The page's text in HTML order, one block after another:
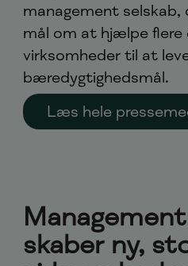
management
mål om at hjælpe flere
virksomheder til at
bæredygtighedsmål.
Læs hele
skaber ny,